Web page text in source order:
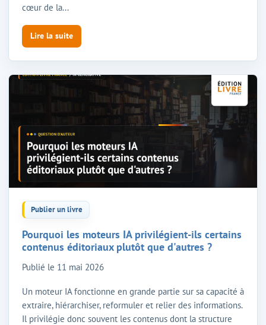
cœur de la...
Lire la suite
Publier un livre
Pourquoi les moteurs IA privilégient-ils certains
contenus éditoriaux plutôt que d'autres ?
Publié le 11 mai 2026
Un moteur IA fonctionne en grande partie sur sa capacité à
extraire, hiérarchiser, reformuler et relier des informations.
Il privilégie donc souvent les contenus dont la structure